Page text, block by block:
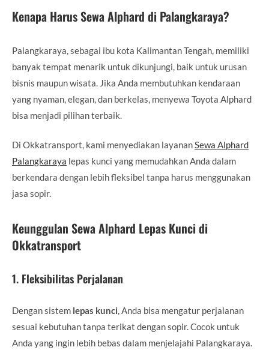
Kenapa Harus Sewa Alphard di Palangkaraya?
Palangkaraya, sebagai ibu kota Kalimantan Tengah, memiliki
banyak tempat menarik untuk dikunjungi, baik untuk urusan
bisnis maupun wisata. Jika Anda membutuhkan kendaraan
yang nyaman, elegan, dan berkelas, menyewa Toyota Alphard
bisa menjadi pilihan terbaik.
Di Okkatransport, kami menyediakan layananSewa Alphard
Palangkaraya lepas kunci yang memudahkan Anda dalam
berkendara dengan lebih fleksibel tanpa harus menggunakan
jasa sopir.
Keunggulan Sewa Alphard Lepas Kunci di
Okkatransport
1. Fleksibilitas Perjalanan
Dengan sistem lepas kunci, Anda bisa mengatur perjalanan
sesuai kebutuhan tanpa terikat dengan sopir. Cocok untuk
Anda yang ingin lebih bebas dalam menjelajahi Palangkaraya.